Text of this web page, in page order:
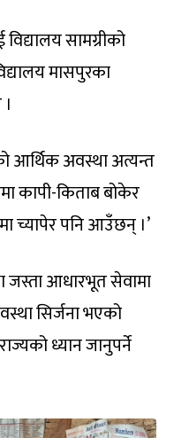
सामग्रीको
मासपुरका
आर्थिक अवस्था अत्यन्त
कापी-किताब बोकेर
च्यापेर पनि आउँछन् ।’
जस्ता आधारभूत सेवामा
सिर्जना भएको
ध्यान जानुपर्ने